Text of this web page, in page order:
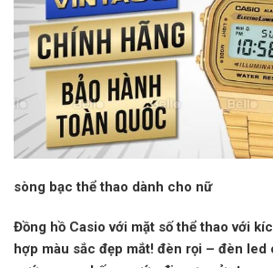
sòng bạc thể thao dành cho nữ
Đồng hồ Casio với mặt số thể thao với
hợp màu sắc đẹp mắt! đèn rọi – đèn led